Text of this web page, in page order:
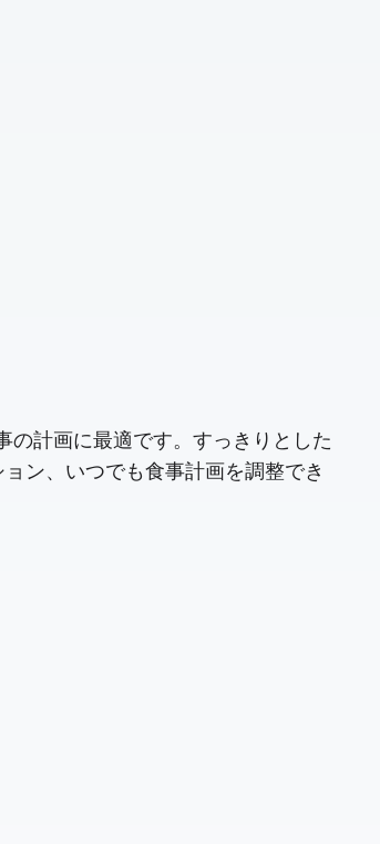
の計画に最適です。すっきりとした
ン、いつでも食事計画を調整でき